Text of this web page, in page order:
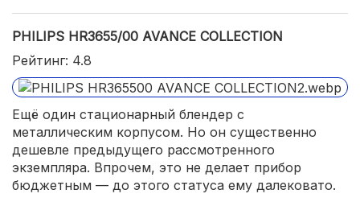
PHILIPS HR3655/00 AVANCE COLLECTION
Рейтинг: 4.8
Ещё один стационарный блендер с
металлическим корпусом. Но он существенно
дешевле предыдущего рассмотренного
экземпляра. Впрочем, это не делает прибор
бюджетным — до этого статуса ему далековато.